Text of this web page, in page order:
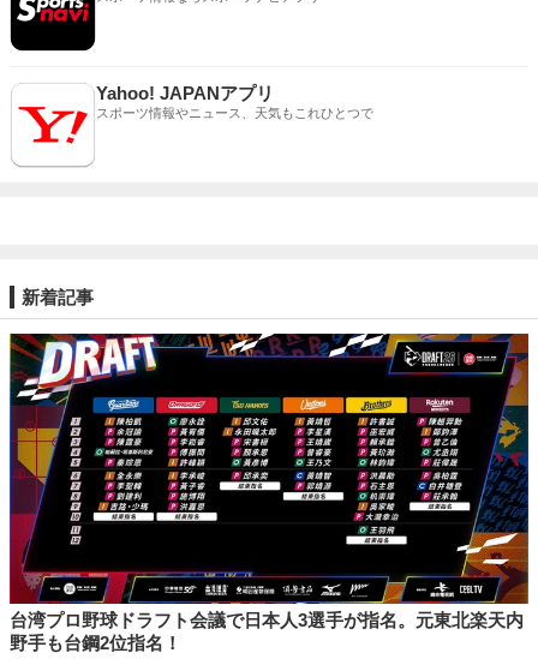
Yahoo! JAPANアプリ
スポーツ情報やニュース、天気もこれひとつで
新着記事
台湾プロ野球ドラフト会議で日本人3選手が指名。元東北楽天内
野手も台鋼2位指名！